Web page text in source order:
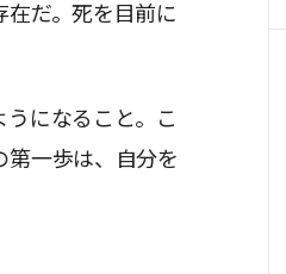
だ。死を目前に
になること。こ
第一歩は、自分を